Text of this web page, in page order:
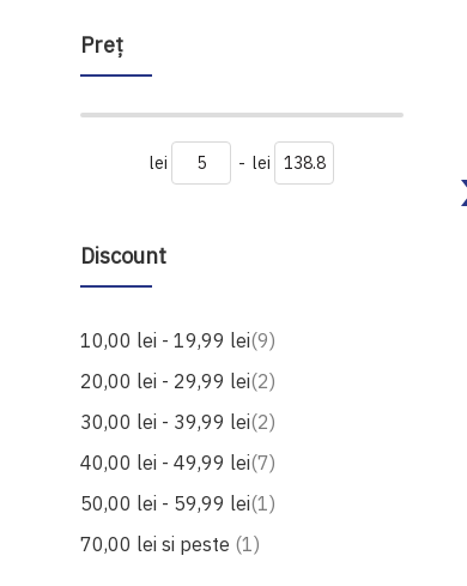
Preţ
lei - lei
Discount
10,00 lei -19,99 lei 9produse
20,00 lei - 29,99 lei 2produse
30,00 lei - 39,99 lei 2produse
40,00 lei -49,99 lei 7produse
50,00 lei - 59,99 lei 1produs
70,00 lei si peste 1produs